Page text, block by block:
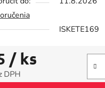
ISKETE169
/ ks
DPH